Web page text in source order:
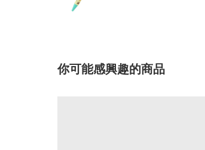
你可能感興趣的商品